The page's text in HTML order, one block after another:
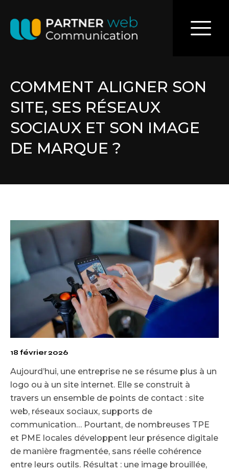
COMMENT ALIGNER SON
SITE, SES RÉSEAUX
SOCIAUX ET SON IMAGE
DE MARQUE ?
18 février 2026
Aujourd’hui, une entreprise ne se résume plus à un
logo ou à un site internet. Elle se construit à
travers un ensemble de points de contact : site
web, réseaux sociaux, supports de
communication… Pourtant, de nombreuses TPE
et PME locales développent leur présence digitale
de manière fragmentée, sans réelle cohérence
entre leurs outils. Résultat : une image brouillée,